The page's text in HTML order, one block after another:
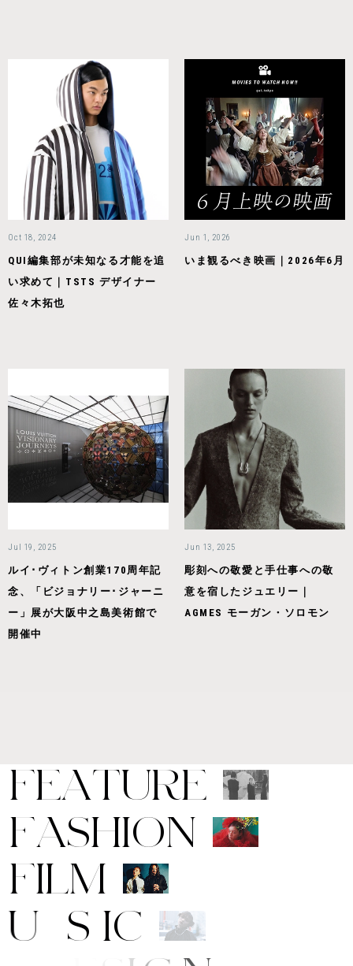
Oct 18, 2024
QUI編集部が未知なる才能を追
い求めて｜TSTS デザイナー
佐々木拓也
Jun 1, 2026
いま観るべき映画｜2026年6月
Jul 19, 2025
ルイ･ヴィトン創業170周年記
念、「ビジョナリー･ジャーニ
ー」展が大阪中之島美術館で
開催中
Jun 13, 2025
彫刻への敬愛と手仕事への敬
意を宿したジュエリー｜
AGMES モーガン・ソロモン
FEATURE
FASHION
FILM
M
US IC